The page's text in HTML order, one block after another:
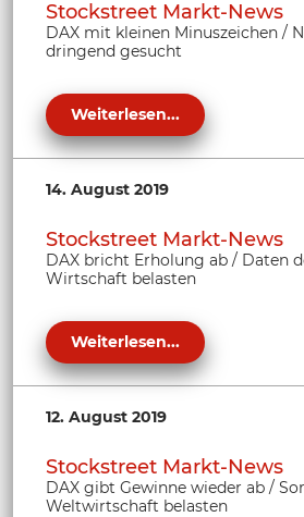
Stockstreet Markt-News
DAX mit kleinen Minuszeichen /
dringend gesucht
Weiterlesen...
14. August 2019
Stockstreet Markt-News
DAX bricht Erholung ab / Daten
Wirtschaft belasten
Weiterlesen...
12. August 2019
Stockstreet Markt-News
DAX gibt Gewinne wieder ab /
Weltwirtschaft belasten